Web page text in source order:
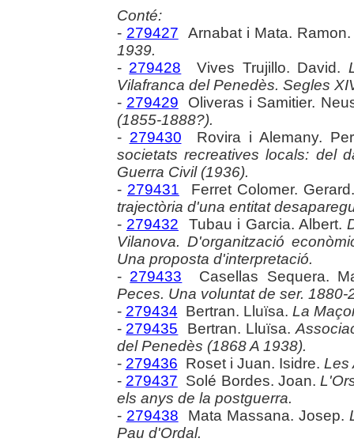
Conté:
- 279427 Arnabat i Mata.
1939.
- 279428 Vives Trujillo. David.
Vilafranca del Penedès. Segles
- 279429 Oliveras i Samitier.
(1855-1888?).
- 279430 Rovira i Alemany.
societats recreatives locals: del
Guerra Civil (1936).
- 279431 Ferret Colomer.
trajectòria d'una entitat
- 279432 Tubau i Garcia. Albert.
Vilanova. D'organització
Una proposta d'interpretació.
- 279433 Casellas Sequera.
Peces. Una voluntat de ser. 1880-
- 279434 Bertran. Lluïsa. La
- 279435 Bertran. Lluïsa.
del Penedès (1868 A 1938).
- 279436 Roset i Juan. Isidre. Les
- 279437 Solé Bordes. Joan.
els anys de la postguerra.
- 279438 Mata Massana. Josep.
Pau d'Ordal.